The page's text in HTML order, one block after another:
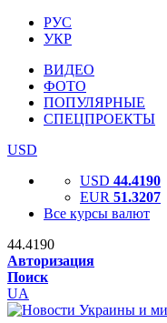
РУС
УКР
ВИДЕО
ФОТО
ПОПУЛЯРНЫЕ
СПЕЦПРОЕКТЫ
USD
USD 44.4190
EUR 51.3207
Все курсы валют
44.4190
Авторизация
Поиск
UA